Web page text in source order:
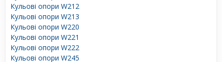
Кульові опори W212
Кульові опори W213
Кульові опори W220
Кульові опори W221
Кульові опори W222
Кульові опори W245